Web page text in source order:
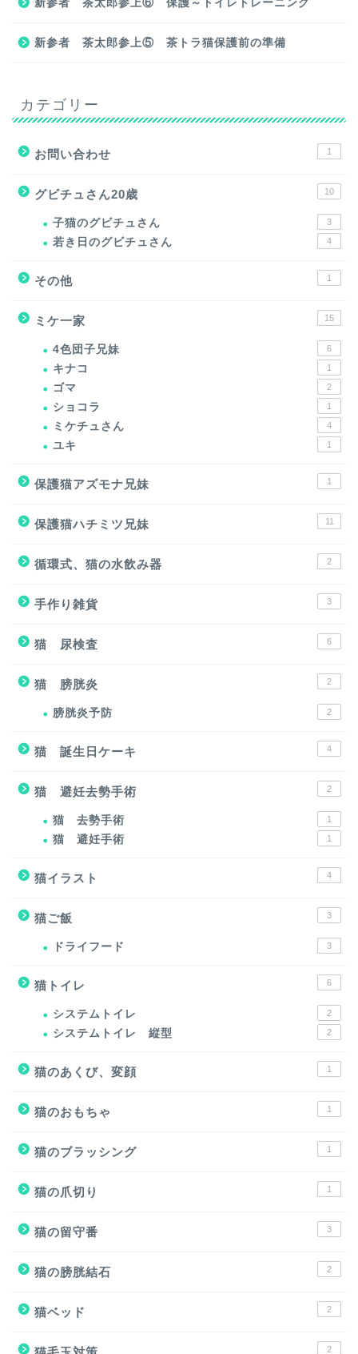
新参者 茶太郎参上⑥ 保護～トイレトレーニング
新参者 茶太郎参上⑤ 茶トラ猫保護前の準備
カテゴリー
お問い合わせ 1
グビチュさん20歳 10
子猫のグビチュさん 3
若き日のグビチュさん 4
その他 1
ミケ一家 15
4色団子兄妹 6
キナコ 1
ゴマ 2
ショコラ 1
ミケチュさん 4
ユキ 1
保護猫アズモナ兄妹 1
保護猫ハチミツ兄妹 11
循環式、猫の水飲み器 2
手作り雑貨 3
猫 尿検査 6
猫 膀胱炎 2
膀胱炎予防 2
猫 誕生日ケーキ 4
猫 避妊去勢手術 2
猫 去勢手術 1
猫 避妊手術 1
猫イラスト 4
猫ご飯 3
ドライフード 3
猫トイレ 6
システムトイレ 2
システムトイレ 縦型 2
猫のあくび、変顔 1
猫のおもちゃ 1
猫のブラッシング 1
猫の爪切り 1
猫の留守番 3
猫の膀胱結石 2
猫ベッド 2
2